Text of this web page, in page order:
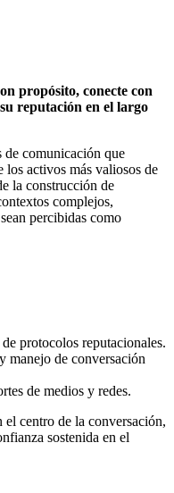
propósito, conecte con
reputación en el largo
de comunicación que
los activos más valiosos de
la construcción de
complejos,
percibidas como
protocolos reputacionales.
manejo de conversación
de medios y redes.
el centro de la conversación,
sostenida en el